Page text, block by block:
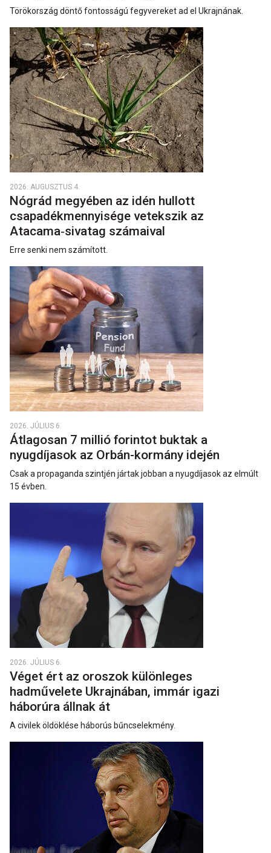
Törökország döntő fontosságú fegyvereket ad el Ukrajnának.
2026. AUGUSZTUS 4.
Nógrád megyében az idén hullott
csapadékmennyisége vetekszik az
Atacama‑sivatag számaival
Erre senki nem számított.
2026. JÚLIUS 6.
Átlagosan 7 millió forintot buktak a
nyugdíjasok az Orbán-kormány idején
Csak a propaganda szintjén jártak jobban a nyugdíjasok az elmúlt
15 évben.
2026. JÚLIUS 6.
Véget ért az oroszok különleges
hadművelete Ukrajnában, immár igazi
háborúra állnak át
A civilek öldöklése háborús bűncselekmény.